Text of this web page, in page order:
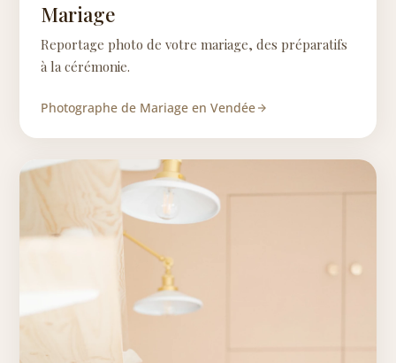
Mariage
Reportage photo de votre mariage, des préparatifs
à la cérémonie.
Photographe de Mariage en Vendée